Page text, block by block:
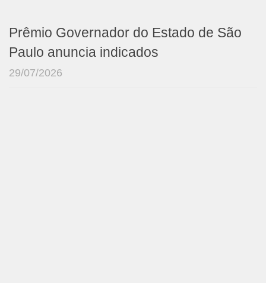
Prêmio Governador do Estado de São
Paulo anuncia indicados
29/07/2026